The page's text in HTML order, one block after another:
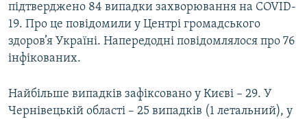
Усі сайти RFE/RL
підтверджено 84 випадки захворювання на COVID-
19. Про це повідомили у Центрі громадського
здоров’я Україні. Напередодні повідомлялося про 76
інфікованих.
Найбільше випадків зафіксовано у Києві – 29. У
Чернівецькій області – 25 випадків (1 летальний), у